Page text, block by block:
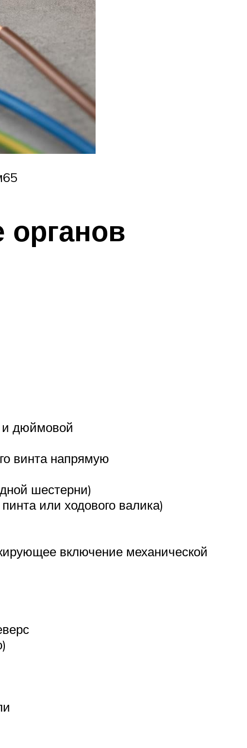
и дюймовой
винта напрямую
шестерни)
или ходового валика)
включение механической